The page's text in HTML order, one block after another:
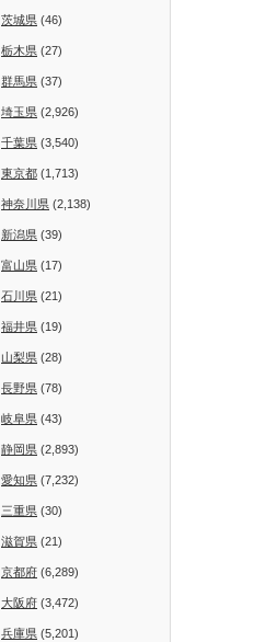
茨城県 (46)
栃木県 (27)
群馬県 (37)
埼玉県 (2,926)
千葉県 (3,540)
東京都 (1,713)
神奈川県 (2,138)
新潟県 (39)
富山県 (17)
石川県 (21)
福井県 (19)
山梨県 (28)
長野県 (78)
岐阜県 (43)
静岡県 (2,893)
愛知県 (7,232)
三重県 (30)
滋賀県 (21)
京都府 (6,289)
大阪府 (3,472)
兵庫県 (5,201)